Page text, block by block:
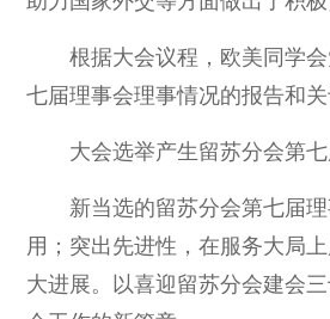
根据大会议程，欧美同学
七届理事会理事情况的报告和
大会选举产生留苏分会第
新当选的留苏分会第七届
用；突出先进性，在服务大局
大进展。以喜迎留苏分会建会